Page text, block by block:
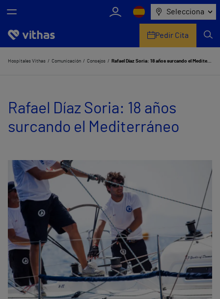
Selecciona
Nosotros
Servicios de salud
Equipo médico y asistencial
Comunicación
Pedir Cita
Hospitales Vithas Comunicación Consejos Rafael Díaz Soria: 18 años surcando el Mediterráneo
Rafael Díaz Soria: 18 años
surcando el Mediterráneo